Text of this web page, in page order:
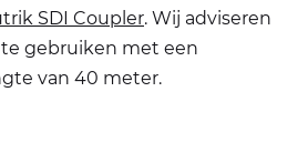
SDI Coupler. Wij adviseren
gebruiken met een
van 40 meter.